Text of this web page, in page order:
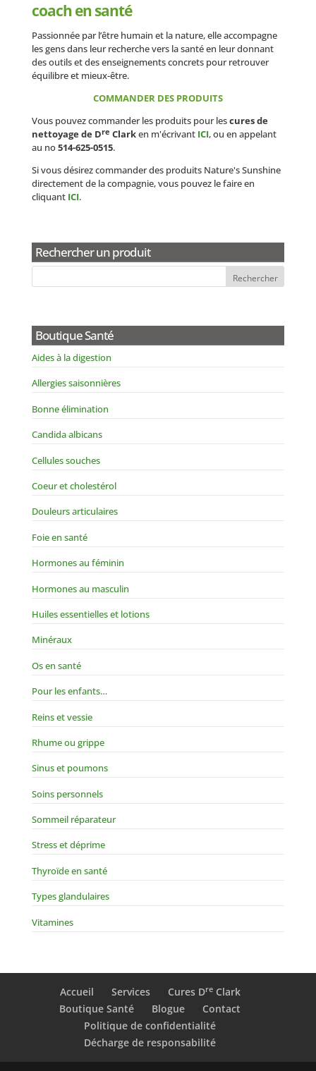
coach en santé
Passionnée par l’être humain et la nature, elle accompagne
les gens dans leur recherche vers la santé en leur donnant
des outils et des enseignements concrets pour retrouver
équilibre et mieux-être.
COMMANDER DES PRODUITS
Vous pouvez commander les produits pour lescures de
nettoyage de Dre Clarken m'écrivant ICI, ou en appelant
au no514-625-0515.
Si vous désirez commander des produits Nature's Sunshine
directement de la compagnie, vous pouvez le faire en
cliquant ICI.
Rechercher un produit
Boutique Santé
Aides à la digestion
Allergies saisonnières
Bonne élimination
Candida albicans
Cellules souches
Coeur et cholestérol
Douleurs articulaires
Foie en santé
Hormones au féminin
Hormones au masculin
Huiles essentielles et lotions
Minéraux
Os en santé
Pour les enfants…
Reins et vessie
Rhume ou grippe
Sinus et poumons
Soins personnels
Sommeil réparateur
Stress et déprime
Thyroïde en santé
Types glandulaires
Vitamines
Accueil Services Cures DreClark
Boutique Santé
Blogue
Contact
Politique de confidentialité
Décharge de responsabilité